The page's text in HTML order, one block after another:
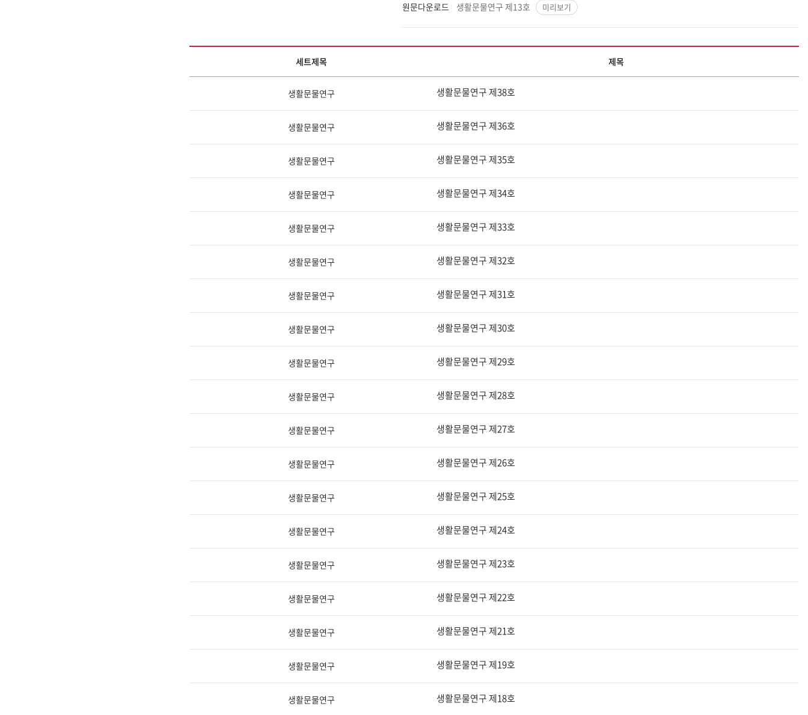
원문다운로드 생활문물연구 제13호 미리보기
리
별
목
록
세트제목 제목
생활문물연구 생활문물연구 제38호
생활문물연구 생활문물연구 제36호
생활문물연구 생활문물연구 제35호
생활문물연구 생활문물연구 제34호
생활문물연구 생활문물연구 제33호
생활문물연구 생활문물연구 제32호
생활문물연구 생활문물연구 제31호
생활문물연구 생활문물연구 제30호
생활문물연구 생활문물연구 제29호
생활문물연구 생활문물연구 제28호
생활문물연구 생활문물연구 제27호
생활문물연구 생활문물연구 제26호
생활문물연구 생활문물연구 제25호
생활문물연구 생활문물연구 제24호
생활문물연구 생활문물연구 제23호
생활문물연구 생활문물연구 제22호
생활문물연구 생활문물연구 제21호
생활문물연구 생활문물연구 제19호
생활문물연구 생활문물연구 제18호